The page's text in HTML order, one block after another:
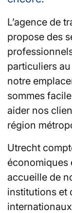
L’agence de
propose des
particuliers
notre
sommes
aider nos
région
Utrecht
économiques
accueille de
institutions et